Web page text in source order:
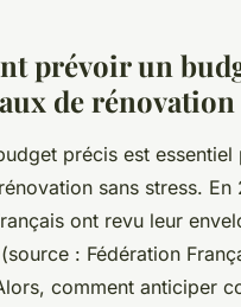
prévoir un
de rénovation
précis est essentiel
sans stress.
ont revu leur
: Fédération
comment anticiper